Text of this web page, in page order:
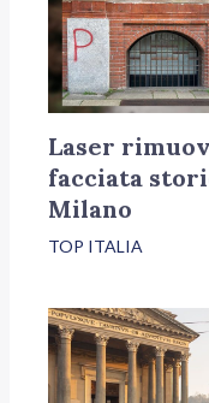
Laser
facciata
Milano
TOP ITALIA